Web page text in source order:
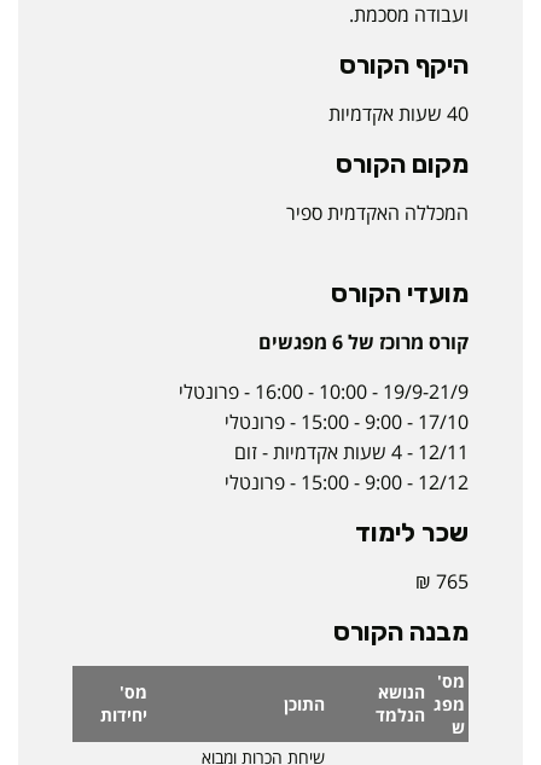
ועבודה מסכמת.
היקף הקורס
40 שעות אקדמיות
מקום הקורס
המכללה האקדמית ספיר
מועדי הקורס
קורס מרוכז של 6 מפגשים
19/9-21/9 - 10:00 - 16:00 - פרונטלי
17/10 - 9:00 - 15:00 - פרונטלי
12/11 - 4 שעות אקדמיות - זום
12/12 - 9:00 - 15:00 - פרונטלי
שכר לימוד
765 ₪
מבנה הקורס
מס'
מפג
ש
הנושא
הנלמד
התוכן
מס'
יחידות
שיחת הכרות ומבוא